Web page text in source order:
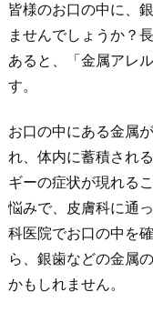
皆様のお口の中に、
ませんでしょうか？
あると、「金属アレ
す。
お口の中にある金属
れ、体内に蓄積され
ギーの症状が現れる
悩みで、皮膚科に通
科医院でお口の中を
ら、銀歯などの金属
かもしれません。